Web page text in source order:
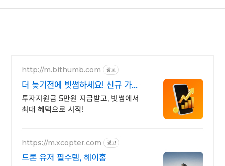
http://m.bithumb.com 광고
더 늦기전에 빗썸하세요! 신규 가입
시 5만원 혜택
투자지원금 5만원 지급받고, 빗썸에서
최대 혜택으로 시작!
https://m.xcopter.com 광고
드론 유저 필수템, 헤이홈